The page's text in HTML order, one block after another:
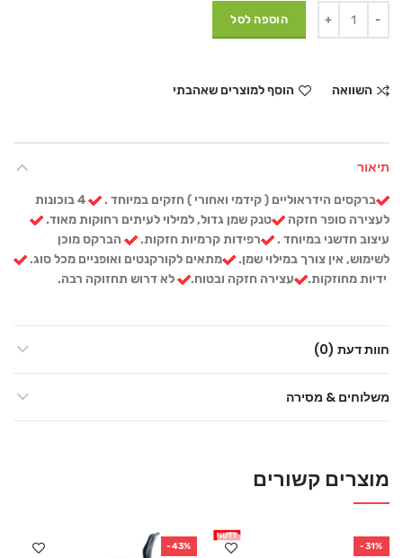
הוספה לסל
השוואה הוסף למוצרים שאהבתי
תיאור
ברקסים הידראוליים ( קידמי ואחורי ) חזקים במיוחד .
4 בוכונות
לעצירה סופר חזקה
טנק שמן גדול, למילוי לעיתים רחוקות מאוד.
עיצוב חדשני במיוחד .
רפידות קרמיות חזקות.
הברקס מוכן
לשימוש, אין צורך במילוי שמן.
מתאים לקורקנטים ואופניים מכל סוג.
ידיות מחוזקות.
עצירה חזקה ובטוח. לא דרוש תחזוקה רבה.
חוות דעת (0)
משלוחים & מסירה
מוצרים קשורים
-31%
-43%